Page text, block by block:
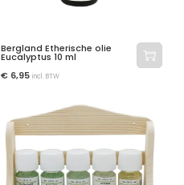
Bergland Etherische olie
Eucalyptus 10 ml
€ 6,95 incl. BTW